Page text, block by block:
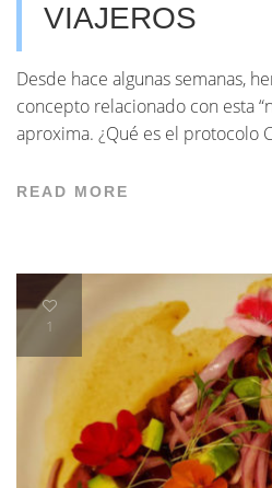
VIAJEROS
Desde hace algunas semanas,
concepto relacionado con esta
aproxima. ¿Qué es el protocolo
READ MORE
1